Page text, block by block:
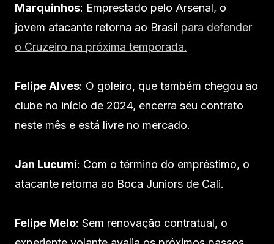
Marquinhos: Emprestado pelo Arsenal, o
jovem atacante retorna ao Brasil para defender
o Cruzeiro na próxima temporada.
Felipe Alves: O goleiro, que também chegou ao
clube no início de 2024, encerra seu contrato
neste mês e está livre no mercado.
Jan Lucumí: Com o término do empréstimo, o
atacante retorna ao Boca Juniors de Cali.
Felipe Melo: Sem renovação contratual, o